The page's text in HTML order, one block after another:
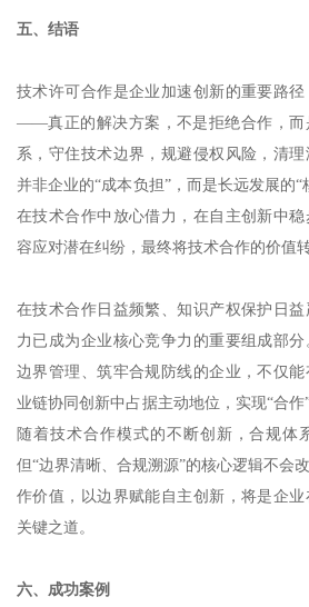
五、结语
技术许可合作是企业加速创新的重要路
——真正的解决方案，不是拒绝合作，而
系，守住技术边界，规避侵权风险，清
并非企业的“成本负担”，而是长远发展的
在技术合作中放心借力，在自主创新中
容应对潜在纠纷，最终将技术合作的价值
在技术合作日益频繁、知识产权保护日
力已成为企业核心竞争力的重要组成部
边界管理、筑牢合规防线的企业，不仅
业链协同创新中占据主动地位，实现“合作
随着技术合作模式的不断创新，合规体
但“边界清晰、合规溯源”的核心逻辑不
作价值，以边界赋能自主创新，将是企
关键之道。
六、成功案例